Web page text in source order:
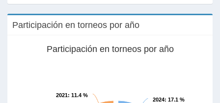
Participación en torneos por año
Participación en torneos por año
2024: 17.1 %
2021: 11.4 %